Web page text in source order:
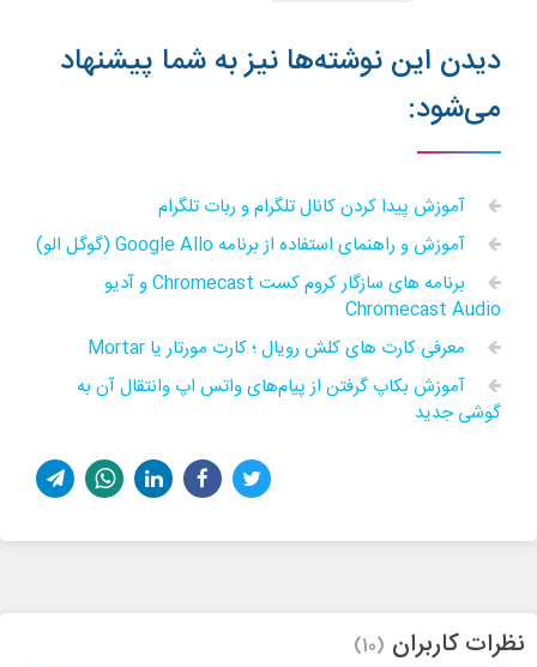
دیدن این نوشته‌ها نیز به شما پیشنهاد
می‌شود:
آموزش پیدا کردن کانال تلگرام و ربات تلگرام
آموزش و راهنمای استفاده از برنامه Google Allo (گوگل الو)
برنامه های سازگار کروم کست Chromecast و آدیو
Chromecast Audio
معرفی کارت های کلش رویال ؛ کارت مورتار یا Mortar
آموزش بکاپ گرفتن از پیام‌های واتس اپ وانتقال آن به
گوشی جدید
نظرات کاربران (10)